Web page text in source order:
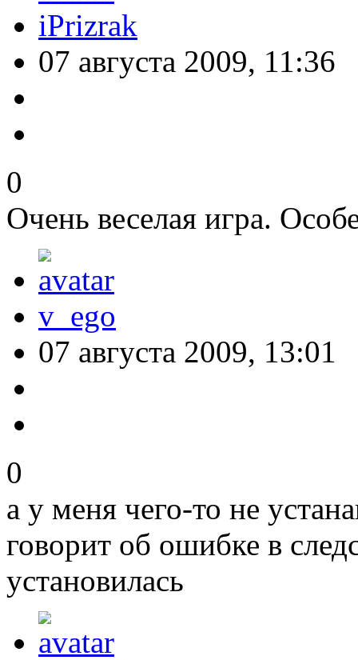
iPrizrak
07 августа 2009, 11:36
0
Очень веселая игра.
v_ego
07 августа 2009, 13:01
0
а у меня чего-то не
говорит об ошибке в
установилась